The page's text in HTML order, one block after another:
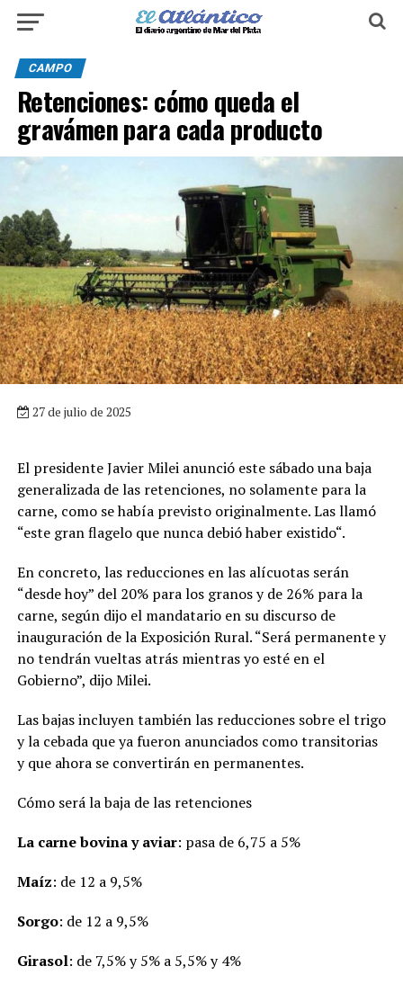
CAMPO
Retenciones: cómo queda el
gravámen para cada producto
27 de julio de 2025
El presidente Javier Milei anunció este sábado una baja
generalizada de las retenciones, no solamente para la
carne, como se había previsto originalmente. Las llamó
“este gran flagelo que nunca debió haber existido“.
En concreto, las reducciones en las alícuotas serán
“desde hoy” del 20% para los granos y de 26% para la
carne, según dijo el mandatario en su discurso de
inauguración de la Exposición Rural. “Será permanente y
no tendrán vueltas atrás mientras yo esté en el
Gobierno”, dijo Milei.
Las bajas incluyen también las reducciones sobre el trigo
y la cebada que ya fueron anunciados como transitorias
y que ahora se convertirán en permanentes.
Cómo será la baja de las retenciones
La carne bovina y aviar: pasa de 6,75 a 5%
Maíz: de 12 a 9,5%
Sorgo: de 12 a 9,5%
Girasol: de 7,5% y 5% a 5,5% y 4%